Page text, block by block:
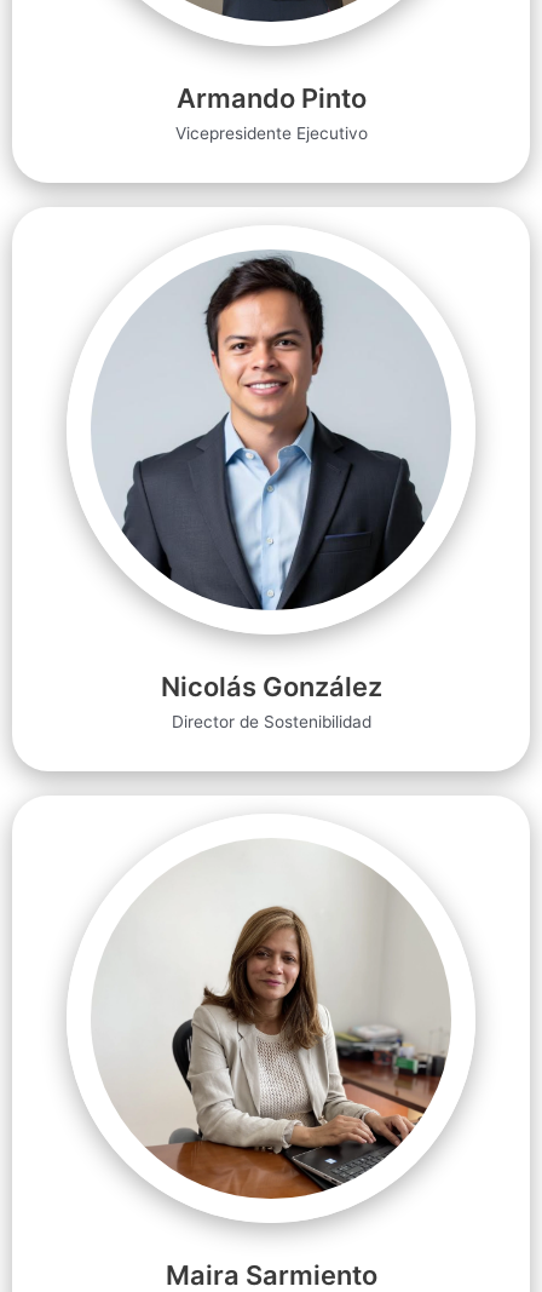
Armando Pinto
Vicepresidente Ejecutivo
Nicolás González
Director de Sostenibilidad
Maira Sarmiento